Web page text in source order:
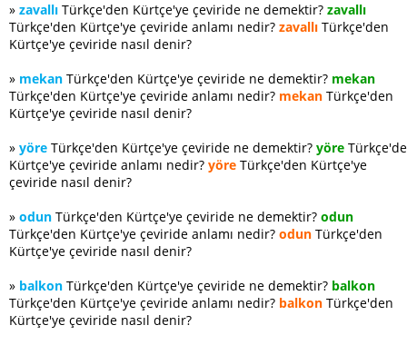
» zavallı Türkçe'den Kürtçe'ye çeviride ne demektir? zavallı
Türkçe'den Kürtçe'ye çeviride anlamı nedir? zavallı Türkçe'den
Kürtçe'ye çeviride nasıl denir?
» mekan Türkçe'den Kürtçe'ye çeviride ne demektir? mekan
Türkçe'den Kürtçe'ye çeviride anlamı nedir? mekan Türkçe'den
Kürtçe'ye çeviride nasıl denir?
» yöre Türkçe'den Kürtçe'ye çeviride ne demektir? yöre
Kürtçe'ye çeviride anlamı nedir? yöre Türkçe'den Kürtçe'ye
çeviride nasıl denir?
» odun Türkçe'den Kürtçe'ye çeviride ne demektir? odun
Türkçe'den Kürtçe'ye çeviride anlamı nedir? odun Türkçe'den
Kürtçe'ye çeviride nasıl denir?
» balkon Türkçe'den Kürtçe'ye çeviride ne demektir? balkon
Türkçe'den Kürtçe'ye çeviride anlamı nedir? balkon Türkçe'den
Kürtçe'ye çeviride nasıl denir?